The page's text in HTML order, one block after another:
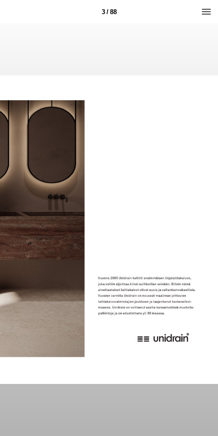
3 / 88